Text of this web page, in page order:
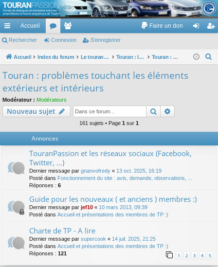
TouranPassion
Le forum des propriétaires ou futurs acquéreurs du Volkswagen Touran
cc
ès
de
Accueil
or
u
e
m
es
Faire un don
ne nr
Rechercher Connexion S’enregistrer
Accueil Index du forum Le touran dans ses versions I (V1 V2 V3) et II ... Touran : les éléments et équipements extérieurs et intérieurs Touran : problèmes touchant les éléments extérieurs et intérieurs
h
Touran : problèmes touchant les éléments
extérieurs et intérieurs
Modérateur : Modérateurs
Nouveau sujet Rechercher
161 sujets • Page 1 sur 1
Annonces
TouranPassion et les réseaux sociaux (Facebook,
Twitter, ...)
Dernier message par gnanvofredy « 13 oct. 2025, 16:19
Posté dans Fonctionnement du site : avis, demande, observations, ...
Réponses : 6
Guide pour les nouveaux ( et anciens ) membres :)
Dernier message par jef10 « 10 mars 2013, 09:39
Posté dans Accueil et présentations des membres de TP :)
Charte de TP - A lire
Dernier message par supercook « 14 juil. 2025, 21:25
Posté dans Accueil et présentations des membres de TP :)
Réponses : 121 1 2 3 4 5